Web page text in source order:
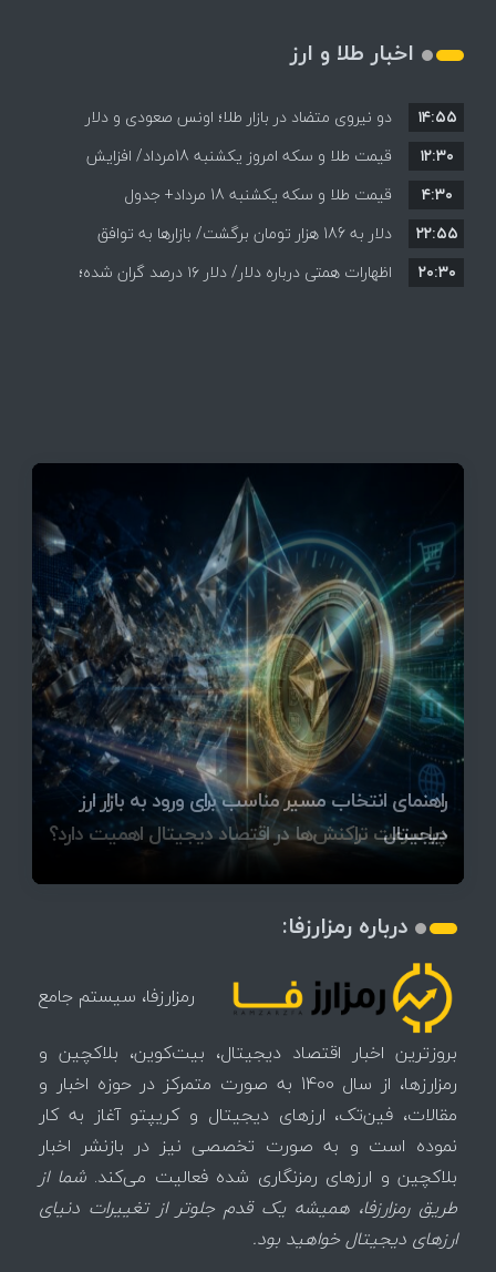
اخبار طلا و ارز
دو نیروی متضاد در بازار طلا؛ اونس صعودی و دلار
نزولی
۱۴:۵۵
قیمت طلا و سکه امروز یکشنبه 18مرداد/ افزایش
قیمت ها + جدول و جزئیات
۱۲:۳۰
قیمت طلا و سکه یکشنبه 18 مرداد+ جدول
۴:۳۰
دلار به 186 هزار تومان برگشت/ بازارها به توافق
احتمالی هرمز چه واکنشی نشان دادند؟
۲۲:۵۵
اظهارات همتی درباره دلار/ دلار ۱۶ درصد گران شده؛
۲۰:۳۰
راهنمای انتخاب مسیر مناسب برای ورود به بازار ارز
دیجیتال
چرا سرعت تراکنش‌ها در اقتصاد دیجیتال اهمیت دارد؟
آخرین وضعیت بازار رمزارزها در جهان / مهم‌ترین
تهدید بیت‌کوین مشخص شد
اتفاق تاریخی در بازار رمزارزها / بیت‌کوین سبز شد
قیمت تتر، بیت‌کوین و اتریوم امروز دوشنبه ۵ مرداد
۱۴۰۵ | بیت‌کوین این مرز را از دست بدهد، همه‌چیز
تغییر می‌کند
رقابت پنهان دولت‌ها بر سر بیت‌کوین/ ۱۰ کشور برتر
کدامند؟
اتفاق مهم در بازار رمزارزها / بیت‌کوین وارد فاز تازه شد
تازه‌ترین رسوایی ارز دیجیتال؛ شکایت میلیاردی روی
میز / ۶۲۲ بیت‌کوین کجا رفت؟
درباره رمزارزفا:
رمزارزفا، سیستم جامع
بروزترین اخبار اقتصاد دیجیتال، بیت‌کوین، بلاکچین و
رمزارزها، از سال 1400 به صورت متمرکز در حوزه اخبار و
مقالات، فین‌تک، ارزهای‌ دیجیتال و کریپتو آغاز به کار
نموده است و به صورت تخصصی نیز در بازنشر اخبار
بلاکچین و ارزهای رمزنگاری شده فعالیت می‌کند.شما از
طریق رمزارزفا، همیشه یک قدم جلوتر از تغییرات دنیای
ارزهای دیجیتال خواهید بود.